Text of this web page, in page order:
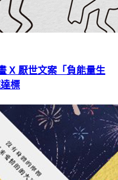
X 厭世文案「負能量生
標